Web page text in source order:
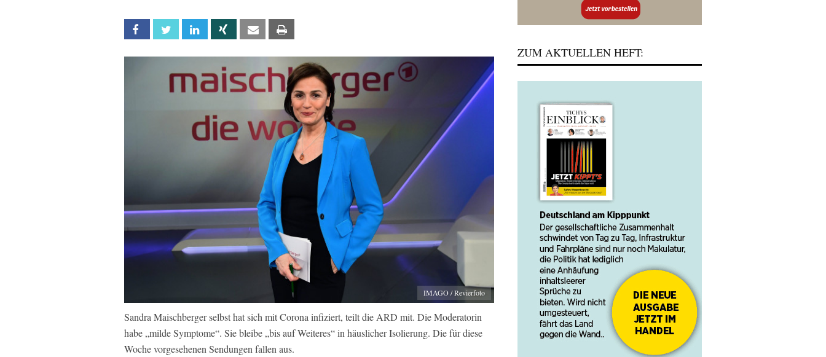
Facebook Twitter Linkedin Xing Email
IMAGO / Revierfoto
Sandra Maischberger selbst hat sich mit Corona infiziert, teilt die ARD mit. Die Moderatorin
habe „milde Symptome“. Sie bleibe „bis auf Weiteres“ in häuslicher Isolierung. Die für diese
Woche vorgesehenen Sendungen fallen aus.
ZUM AKTUELLEN HEFT: